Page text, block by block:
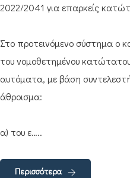
2022/2041 για επαρκείς
Στο προτεινόμενο σύστημα ο
του νομοθετημένου κατώτατου
αυτόματα, με βάση
άθροισμα:
α) του ε…..
Περισσότερα